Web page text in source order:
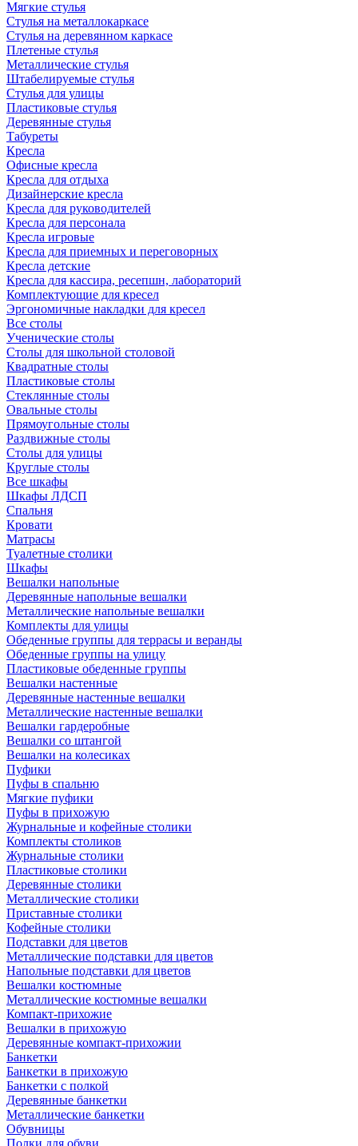
Мягкие стулья
Стулья на металлокаркасе
Стулья на деревянном каркасе
Плетеные стулья
Металлические стулья
Штабелируемые стулья
Стулья для улицы
Пластиковые стулья
Деревянные стулья
Табуреты
Кресла
Офисные кресла
Кресла для отдыха
Дизайнерские кресла
Кресла для руководителей
Кресла для персонала
Кресла игровые
Кресла для приемных и переговорных
Кресла детские
Кресла для кассира, ресепшн, лабораторий
Комплектующие для кресел
Эргономичные накладки для кресел
Все столы
Ученические столы
Столы для школьной столовой
Квадратные столы
Пластиковые столы
Стеклянные столы
Овальные столы
Прямоугольные столы
Раздвижные столы
Столы для улицы
Круглые столы
Все шкафы
Шкафы ЛДСП
Спальня
Кровати
Матрасы
Туалетные столики
Шкафы
Вешалки напольные
Деревянные напольные вешалки
Металлические напольные вешалки
Комплекты для улицы
Обеденные группы для террасы и веранды
Обеденные группы на улицу
Пластиковые обеденные группы
Вешалки настенные
Деревянные настенные вешалки
Металлические настенные вешалки
Вешалки гардеробные
Вешалки со штангой
Вешалки на колесиках
Пуфики
Пуфы в спальню
Мягкие пуфики
Пуфы в прихожую
Журнальные и кофейные столики
Комплекты столиков
Журнальные столики
Пластиковые столики
Деревянные столики
Металлические столики
Приставные столики
Кофейные столики
Подставки для цветов
Металлические подставки для цветов
Напольные подставки для цветов
Вешалки костюмные
Металлические костюмные вешалки
Компакт-прихожие
Вешалки в прихожую
Деревянные компакт-прихожии
Банкетки
Банкетки в прихожую
Банкетки с полкой
Деревянные банкетки
Металлические банкетки
Обувницы
Полки для обуви